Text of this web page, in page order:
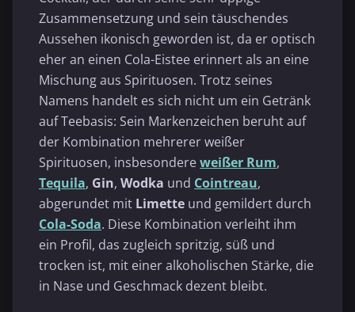
Zusammensetzung und sein täuschendes
Aussehen ikonisch geworden ist, da er optisch
eher an einen Cola-Eistee erinnert als an eine
Mischung aus Spirituosen. Trotz seines
Namens handelt es sich nicht um ein Getränk
auf Teebasis: Sein Markenzeichen beruht auf
der Kombination mehrerer weißer
Spirituosen, insbesondereweißer Rum,
Tequila, Gin, Wodka und Cointreau,
abgerundet mit Limette und gemildert durch
Cola-Soda. Diese Kombination verleiht ihm
ein Profil, das zugleich spritzig, süß und
trocken ist, mit einer alkoholischen Stärke, die
in Nase und Geschmack dezent bleibt.